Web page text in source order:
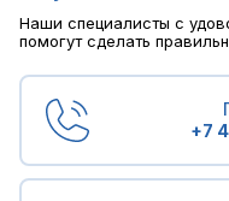
Наши специалисты с
помогут сделать
+7